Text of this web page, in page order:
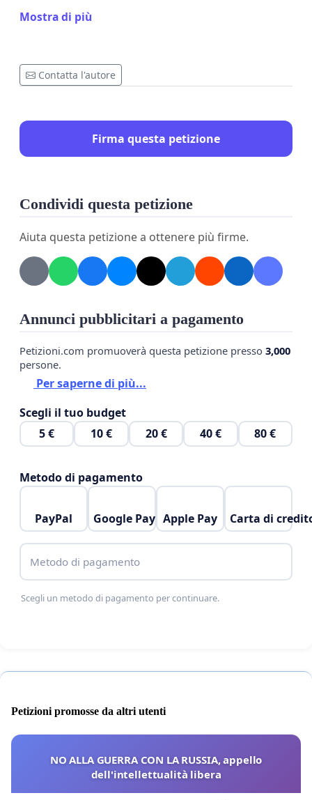
di esami online e sarebbe straziante non
proclamare in sede, sebbene sarebbe anche una
Siamo a conoscenza delle nuove disposizioni per la
triennale, ma stiamo parlando solo di
degli atenei tradizionali e alcuni di quelli telematici
più storici la effettuano in presenza.
risonanza dal Senato Accademico
Mostra di più
Contatta l'autore
Firma questa petizione
Condividi questa petizione
Aiuta questa petizione a ottenere più firme.
Annunci pubblicitari a pagamento
Petizioni.com promuoverà questa petizione presso 3,000
persone.
Per saperne di più...
Scegli il tuo budget
5 €
10 € 20 € 40 € 80 €
Metodo di pagamento
PayPal Google Pay Apple Pay Carta di
Metodo di pagamento
Scegli un metodo di pagamento per continuare.
Petizioni promosse da altri utenti
NO ALLA GUERRA CON LA RUSSIA, appello
dell'intellettualità libera